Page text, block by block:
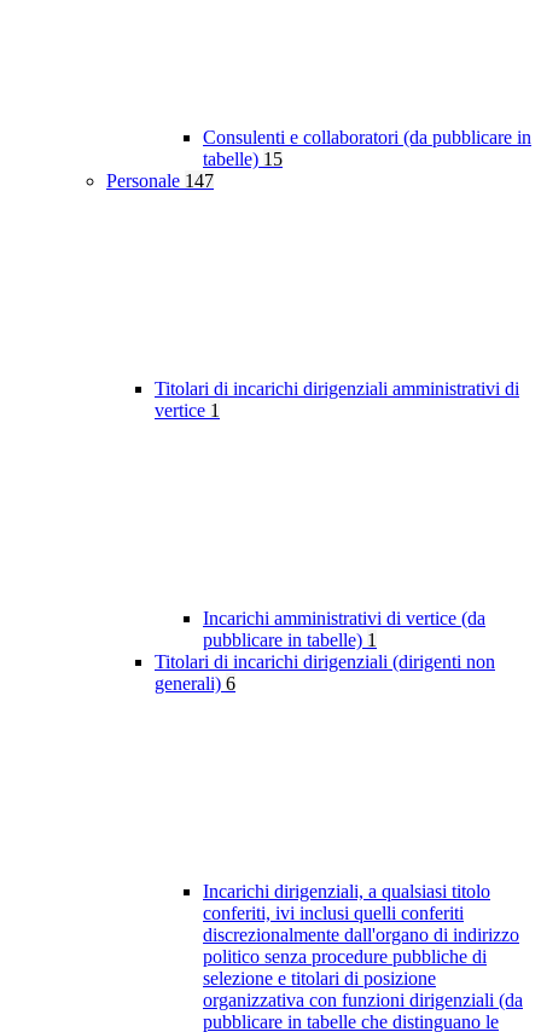
Consulenti e collaboratori (da pubblicare in
tabelle) 15
Personale 147
Titolari di incarichi dirigenziali amministrativi di
vertice 1
Incarichi amministrativi di vertice (da
pubblicare in tabelle) 1
Titolari di incarichi dirigenziali (dirigenti non
generali) 6
Incarichi dirigenziali, a qualsiasi titolo
conferiti, ivi inclusi quelli conferiti
discrezionalmente dall'organo di indirizzo
politico senza procedure pubbliche di
selezione e titolari di posizione
organizzativa con funzioni dirigenziali (da
pubblicare in tabelle che distinguano le